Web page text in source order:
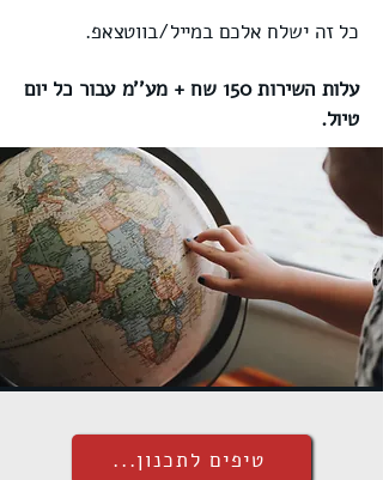
כל זה ישלח אלכם במייל/בווטצאפ.
עלות השירות 150 שח + מע''מ עבור כל יום
טיול.
טיפים לתכנון...